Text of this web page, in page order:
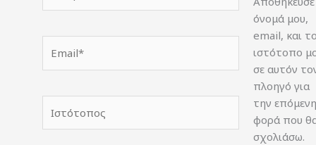
όνομά μου,
email, και
ιστότοπο
σε αυτόν
πλοηγό για
την επόμενη
φορά που
σχολιάσω.